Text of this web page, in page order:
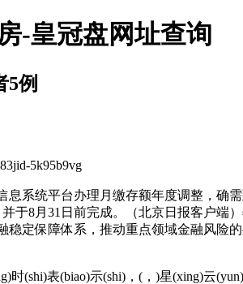
-皇冠盘网址查询
5例
5k95b9vg
统平台办理月缴存额年度调整，确
于8月31日前完成。（北京日报客
定保障体系，推动重点领域金融风险
表(biao)示(shi)，(，)星(xing)云(yun)